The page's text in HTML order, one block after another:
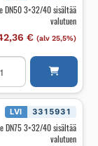
DN50 3×32/40 sisältää
valutuen
€ (alv 25,5%)
40
LVI 3315931
DN75 3×32/40 sisältää
valutuen